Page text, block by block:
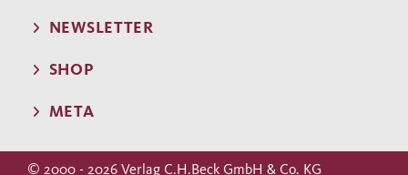
NEWSLETTER
SHOP
META
© 2000 - 2026 Verlag C.H.Beck GmbH & Co. KG